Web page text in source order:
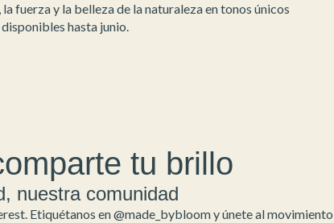
fuerza y la belleza de la naturaleza en tonos únicos
hasta junio.
tu brillo
nuestra comunidad
Etiquétanos en @made_bybloom y únete al